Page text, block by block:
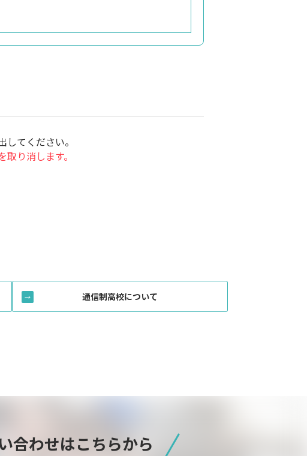
てください。
り消します。
通信制高校について
合わせはこちらから